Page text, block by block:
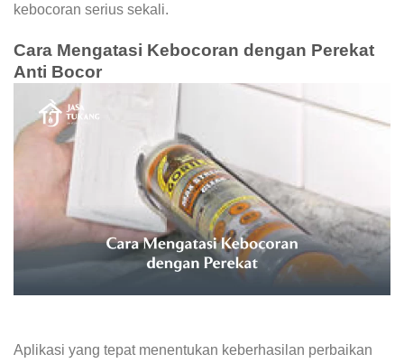
kebocoran serius sekali.
Cara Mengatasi Kebocoran dengan Perekat
Anti Bocor
Aplikasi yang tepat menentukan keberhasilan perbaikan